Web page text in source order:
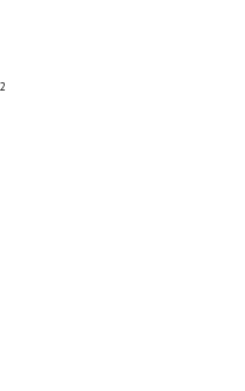
Fan Edition